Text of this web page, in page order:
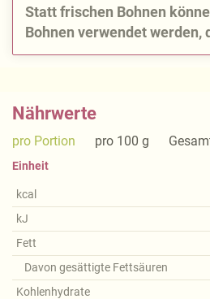
Statt frischen Bohnen
Bohnen verwendet werden,
Nährwerte
pro Portion pro 100 g
Einheit
kcal
kJ
Fett
Davon gesättigte Fettsäuren
Kohlenhydrate